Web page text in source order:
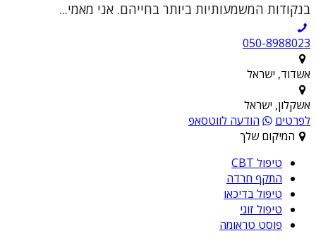
בנקודות המשמעותיות ביותר בחייהם. אני מאמי...
050-8988023
אשדוד, ישראל
אשקלון, ישראל
לפרטים
הודעה לווטסאפ
המיקום שלך
טיפול CBT
התקף חרדה
טיפול בדיכאו
טיפול זוגי
פוסט טראומה